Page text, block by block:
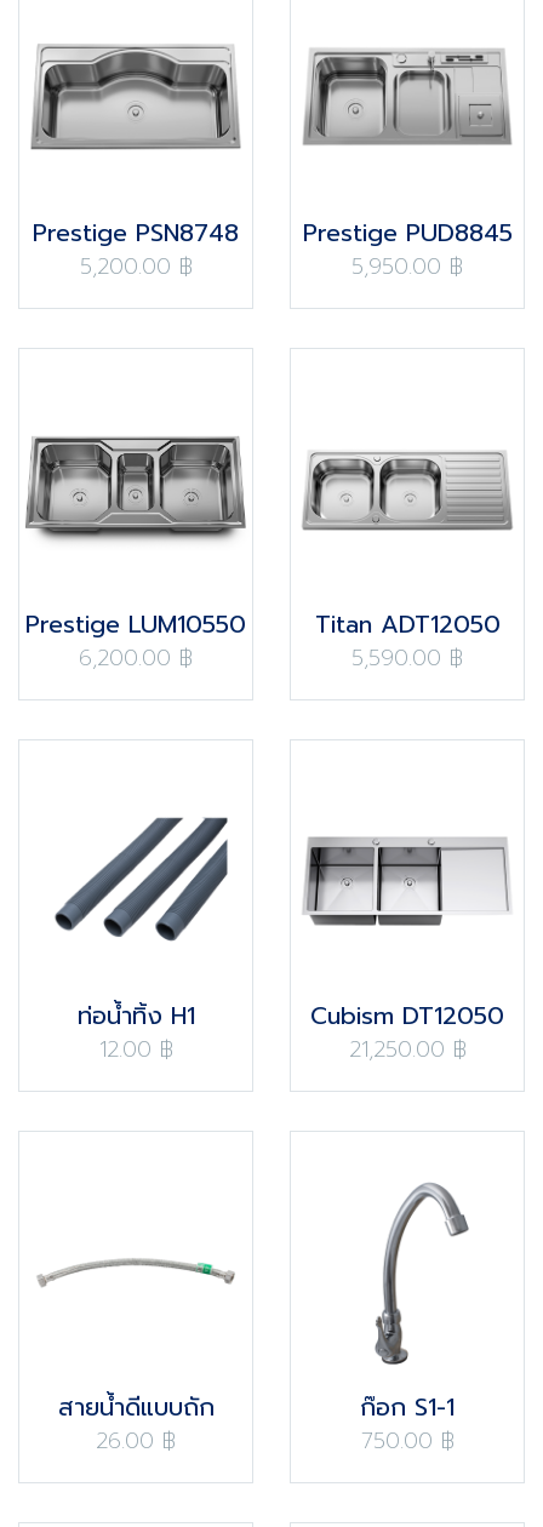
Prestige PSN8748
5,200.00 ฿
Prestige PUD8845
5,950.00 ฿
Prestige LUM10550
6,200.00 ฿
Titan ADT12050
5,590.00 ฿
ท่อน้ำทิ้ง H1
12.00 ฿
Cubism DT12050
21,250.00 ฿
สายน้ำดีแบบถัก
26.00 ฿
ก๊อก S1-1
750.00 ฿